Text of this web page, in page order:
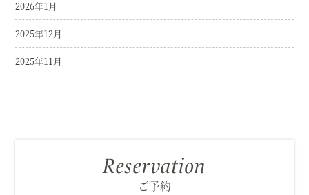
2026年1月
2025年12月
2025年11月
Reservation
ご予約